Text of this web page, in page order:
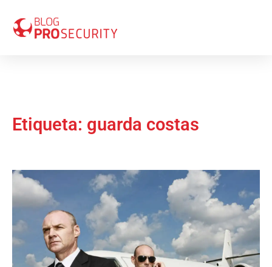
Etiqueta: guarda costas